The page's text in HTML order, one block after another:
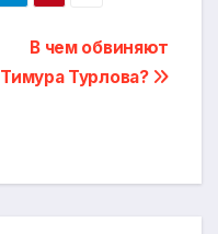
В чем обвиняют
Тимура Турлова?